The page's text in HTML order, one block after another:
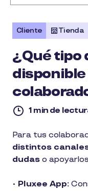
Cliente Tienda
¿Qué tipo
disponible
1 min de
1
de
lectura
Para tus
distintos
dudas o
• Pluxee App: